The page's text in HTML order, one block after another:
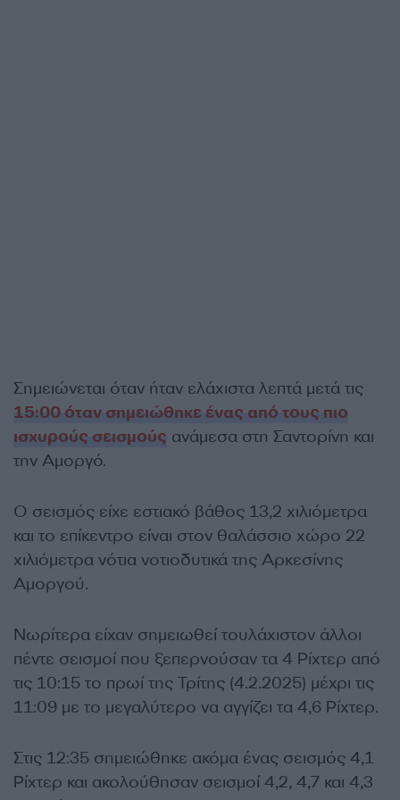
Σημειώνεται όταν ήταν ελάχιστα λεπτά μετά τις
15:00 όταν σημειώθηκε ένας από τους πιο
ισχυρούς σεισμούς ανάμεσα στη Σαντορίνη και
την Αμοργό.
Ο σεισμός είχε εστιακό βάθος 13,2 χιλιόμετρα
και το επίκεντρο είναι στον θαλάσσιο χώρο 22
χιλιόμετρα νότια νοτιοδυτικά της Αρκεσίνης
Αμοργού.
Νωρίτερα είχαν σημειωθεί τουλάχιστον άλλοι
πέντε σεισμοί που ξεπερνούσαν τα 4 Ρίχτερ από
τις 10:15 το πρωί της Τρίτης (4.2.2025) μέχρι τις
11:09 με το μεγαλύτερο να αγγίζει τα 4,6 Ρίχτερ.
Στις 12:35 σημειώθηκε ακόμα ένας σεισμός 4,1
Ρίχτερ και ακολούθησαν σεισμοί 4,2, 4,7 και 4,3